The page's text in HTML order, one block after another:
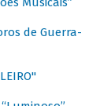
de Guerra-